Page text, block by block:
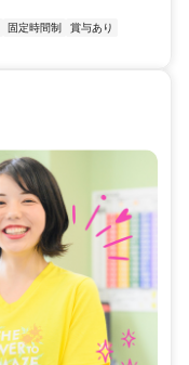
固定時間制
賞与あり